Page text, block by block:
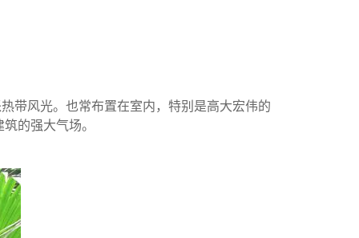
带风光。也常布置在室内，特别是高大宏伟的
的强大气场。